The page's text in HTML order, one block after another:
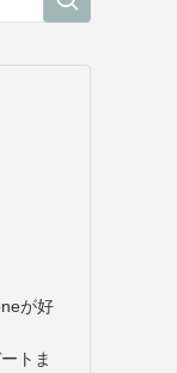
が好
トま